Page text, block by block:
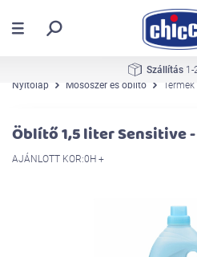
Szállítás 1-
Nyitólap
Mosószer és öblítő Termék
Öblítő 1,5 liter Sensitive
AJÁNLOTT KOR:0H +